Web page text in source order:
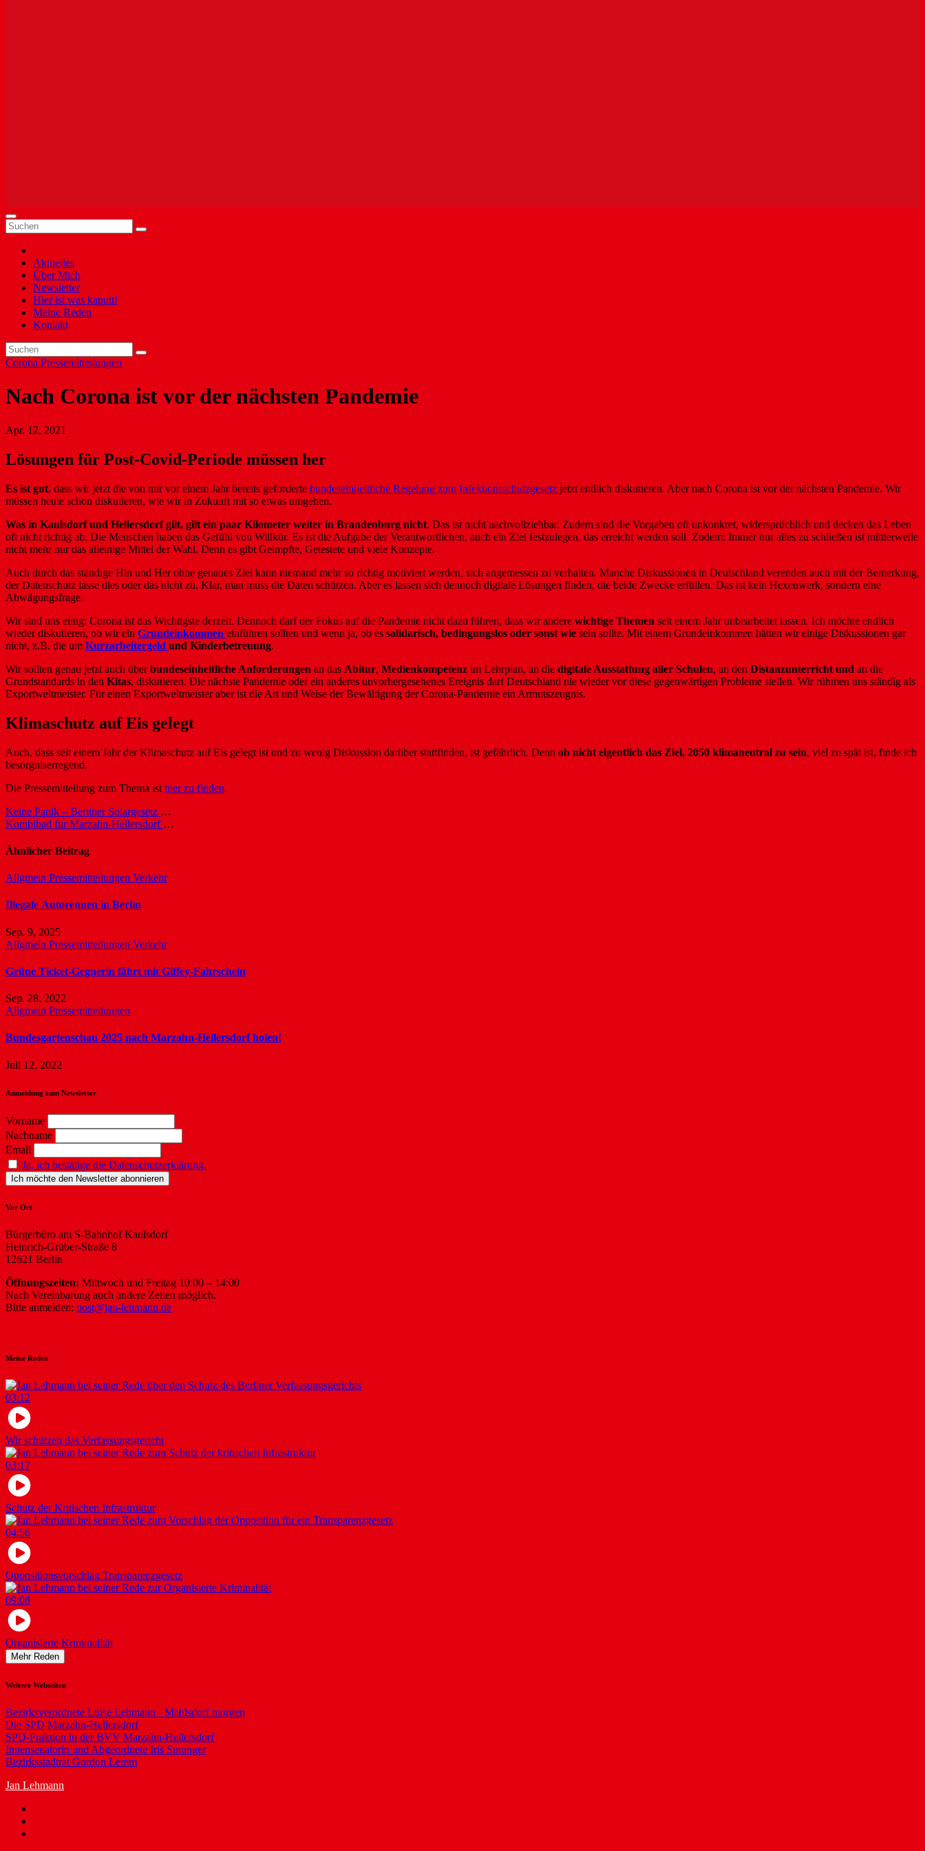
Aktuelles
Über Mich
Newsletter
Hier ist was kaputt!
Meine Reden
Kontakt
Corona Pressemitteilungen
Nach Corona ist vor der nächsten Pandemie
Apr. 12, 2021
Lösungen für Post-Covid-Periode müssen her
Es ist gut, dass wir jetzt die von mir vor einem Jahr bereits geforderte bundeseinheitliche Regelung zum Infektionsschutzgesetz jetzt endlich diskutieren. Aber nach Corona ist vor der nächsten Pandemie. Wir
müssen heute schon diskutieren, wie wir in Zukunft mit so etwas umgehen.
Was in Kaulsdorf und Hellersdorf gilt, gilt ein paar Kilometer weiter in Brandenburg nicht. Das ist nicht nachvollziehbar. Zudem sind die Vorgaben oft unkonkret, widersprüchlich und decken das Leben
oft nicht richtig ab. Die Menschen haben das Gefühl von Willkür. Es ist die Aufgabe der Verantwortlichen, auch ein Ziel festzulegen, das erreicht werden soll. Zudem: Immer nur alles zu schließen ist mittlerweile
nicht mehr nur das alleinige Mittel der Wahl. Denn es gibt Geimpfte, Getestete und viele Konzepte.
Auch durch das ständige Hin und Her ohne genaues Ziel kann niemand mehr so richtig motiviert werden, sich angemessen zu verhalten. Manche Diskussionen in Deutschland verenden auch mit der Bemerkung,
der Datenschutz lasse dies oder das nicht zu. Klar, man muss die Daten schützen. Aber es lassen sich dennoch digitale Lösungen finden, die beide Zwecke erfüllen. Das ist kein Hexenwerk, sondern eine
Abwägungsfrage.
Wir sind uns einig: Corona ist das Wichtigste derzeit. Dennoch darf der Fokus auf die Pandemie nicht dazu führen, dass wir andere wichtige Themen seit einem Jahr unbearbeitet lassen. Ich möchte endlich
wieder diskutieren, ob wir ein Grundeinkommen einführen sollten und wenn ja, ob es solidarisch, bedingungslos oder sonst wie sein sollte. Mit einem Grundeinkommen hätten wir einige Diskussionen gar
nicht, z.B. die um Kurzarbeitergeld und Kinderbetreuung.
Wir sollten genau jetzt auch überbundeseinheitliche Anforderungen an das Abitur, Medienkompetenz im Lehrplan, an die digitale Ausstattung aller Schulen, an den Distanzunterricht und an die
Grundstandards in den Kitas, diskutieren. Die nächste Pandemie oder ein anderes unvorhergesehenes Ereignis darf Deutschland nie wieder vor diese gegenwärtigen Probleme stellen. Wir rühmen uns ständig als
Exportweltmeister. Für einen Exportweltmeister aber ist die Art und Weise der Bewältigung der Corona-Pandemie ein Armutszeugnis.
Klimaschutz auf Eis gelegt
Auch, dass seit einem Jahr der Klimaschutz auf Eis gelegt ist und zu wenig Diskussion darüber stattfinden, ist gefährlich. Denn ob nicht eigentlich das Ziel, 2050 klimaneutral zu sein, viel zu spät ist, finde ich
besorgniserregend.
Die Pressemitteilung zum Thema ist hier zu finden.
Beitragsnavigation
Keine Panik – Berliner Solargesetz will nicht an Omas Sparstrumpf!
Kombibad für Marzahn-Hellersdorf – aber mit 50 Meter Becken
Ähnlicher Beitrag
Allgmein Pressemitteilungen Verkehr
Illegale Autorennen in Berlin
Sep. 9, 2025
Allgmein Pressemitteilungen Verkehr
Grüne Ticket-Gegnerin fährt mit Giffey-Fahrschein
Sep. 28, 2022
Allgmein Pressemitteilungen
Bundesgartenschau 2025 nach Marzahn-Hellersdorf holen!
Juli 12, 2022
Anmeldung zum Newsletter
Vorname
Nachname
Email
Ja, ich bestätige die Datenschutzerklärung.
Vor Ort
Bürgerbüro am S-Bahnhof Kaulsdorf
Heinrich-Grüber-Straße 8
12621 Berlin
Öffnungszeiten: Mittwoch und Freitag 10:00 – 14:00
Nach Vereinbarung auch andere Zeiten möglich.
Bitte anmelden: post@jan-lehmann.de
Meine Reden
03:12
Wir schützen das Verfassungsgericht
03:17
Schutz der Kritischen Infrastruktur
04:56
Oppositionsvorschlag Transparenzgesetz
09:08
Organisierte Kriminalität
Mehr Reden
Weitere Webseiten
Bezirksverordnete Luise Lehmann - Mahlsdorf morgen
Die SPD Marzahn-Hellersdorf
SPD-Fraktion in der BVV Marzahn-Hellersdorf
Innensenatorin und Abgeordnete Iris Spranger
Bezirksstadtrat Gordon Lemm
Jan Lehmann